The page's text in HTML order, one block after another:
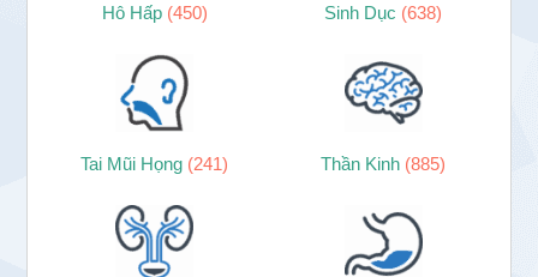
Hô Hấp (450) Sinh Dục (638)
Tai Mũi Họng (241) Thần Kinh (885)